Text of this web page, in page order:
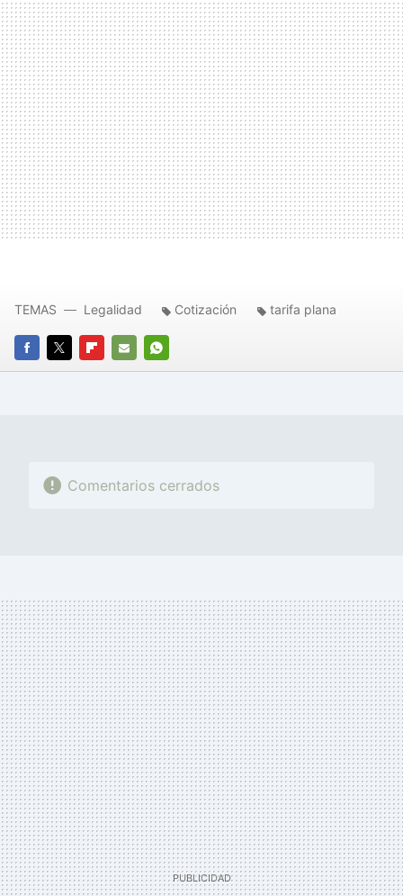
FACEBOOK
TWITTERFLIPBOARD
E-
WHATSAPP
TEMAS Legalidad Cotización tarifa plana
Comentarios cerrados